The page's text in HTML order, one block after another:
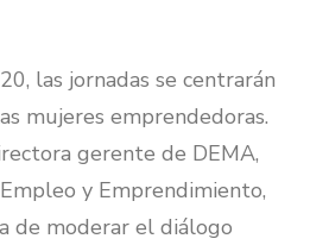
las jornadas se centrarán
mujeres emprendedoras.
gerente de DEMA,
y Emprendimiento,
de moderar el diálogo